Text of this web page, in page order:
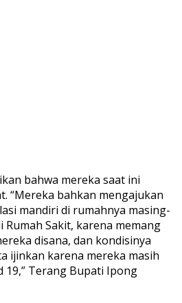
bahwa mereka saat ini
“Mereka bahkan mengajukan
mandiri di rumahnya masing-
Rumah Sakit, karena memang
disana, dan kondisinya
ijinkan karena mereka masih
19,” Terang Bupati Ipong